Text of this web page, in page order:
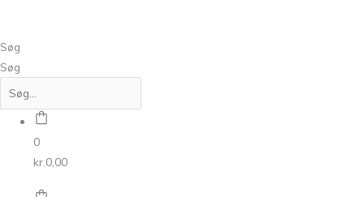
Søg
Søg
0
kr. 0,00